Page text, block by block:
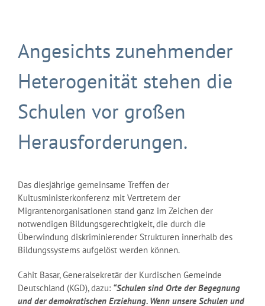
Angesichts zunehmender
Heterogenität stehen die
Schulen vor großen
Herausforderungen.
Das diesjährige gemeinsame Treffen der
Kultusministerkonferenz mit Vertretern der
Migrantenorganisationen stand ganz im Zeichen der
notwendigen Bildungsgerechtigkeit, die durch die
Überwindung diskriminierender Strukturen innerhalb des
Bildungssystems aufgelöst werden können.
Cahit Basar, Generalsekretär der Kurdischen Gemeinde
Deutschland (KGD), dazu: “Schulen sind Orte der Begegnung
und der demokratischen Erziehung. Wenn unsere Schulen und